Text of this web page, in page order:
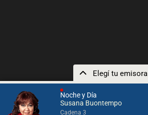
Noche y Día
Susana Buontempo
Cadena 3
Elegí tu emisora